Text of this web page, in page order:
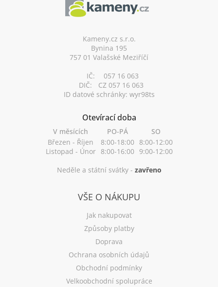
Kameny.cz s.r.o.
Bynina 195
757 01 Valašské Meziříčí
IČ:
057 16 063
DIČ:
CZ 057 16 063
ID datové schránky: wyr98ts
Otevírací doba
V měsících PO-PÁ
SO
Březen - Říjen
8:00-18:00 8:00-12:00
Listopad - Únor 8:00-16:00 9:00-12:00
Neděle a státní svátky - zavřeno
VŠE O NÁKUPU
Jak nakupovat
Způsoby platby
Doprava
Ochrana osobních údajů
Obchodní podmínky
Velkoobchodní spolupráce